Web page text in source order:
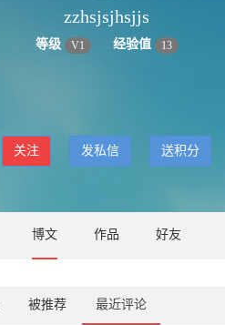
zzhsjsjhsjjs
等级 V1 经验值 13
关注 发私信 送积分
博文 作品 好友
被推荐 最近评论